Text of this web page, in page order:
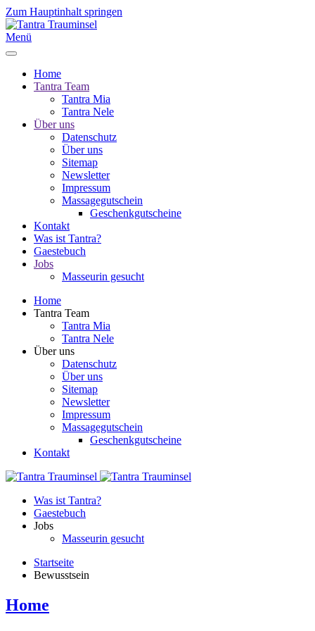
Zum Hauptinhalt springen
Menü
Home
Tantra Team
Tantra Mia
Tantra Nele
Über uns
Datenschutz
Über uns
Sitemap
Newsletter
Impressum
Massagegutschein
Geschenkgutscheine
Kontakt
Was ist Tantra?
Gaestebuch
Jobs
Masseurin gesucht
Home
Tantra Team
Tantra Mia
Tantra Nele
Über uns
Datenschutz
Über uns
Sitemap
Newsletter
Impressum
Massagegutschein
Geschenkgutscheine
Kontakt
Was ist Tantra?
Gaestebuch
Jobs
Masseurin gesucht
Startseite
Bewusstsein
Home